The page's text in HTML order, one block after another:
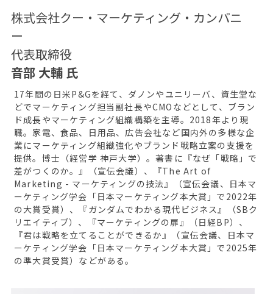
株式会社クー・マーケティング・カンパニ
ー
代表取締役
音部 大輔 氏
17年間の日米P&Gを経て、ダノンやユニリーバ、資生堂な
どでマーケティング担当副社長やCMOなどとして、ブラン
ド成長やマーケティング組織構築を主導。2018年より現
職。家電、食品、日用品、広告会社など国内外の多様な企
業にマーケティング組織強化やブランド戦略立案の支援を
提供。博士（経営学 神戸大学）。著書に『なぜ「戦略」で
差がつくのか。』（宣伝会議）、『The Art of
Marketing - マーケティングの技法』（宣伝会議、日本マ
ーケティング学会「日本マーケティング本大賞」で2022年
の大賞受賞）、『ガンダムでわかる現代ビジネス』（SBク
リエイティブ）、『マーケティングの扉』（日経BP）、
『君は戦略を立てることができるか』（宣伝会議、日本マ
ーケティング学会「日本マーケティング本大賞」で2025年
の準大賞受賞）などがある。